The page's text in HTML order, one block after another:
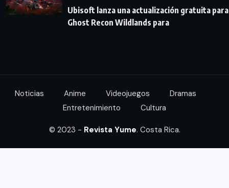
Ubisoft lanza una actualización gratuita para
Ghost Recon Wildlands para
Noticias Anime Videojuegos
Dramas
Entretenimiento
Cultura
© 2023 - Revista Yume. Costa Rica.